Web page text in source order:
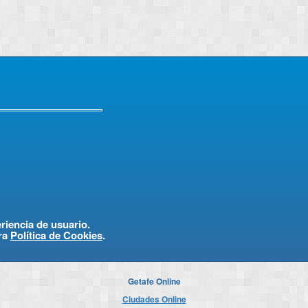
de usuario.
Política de Cookies.
Getafe Online
Ciudades Online